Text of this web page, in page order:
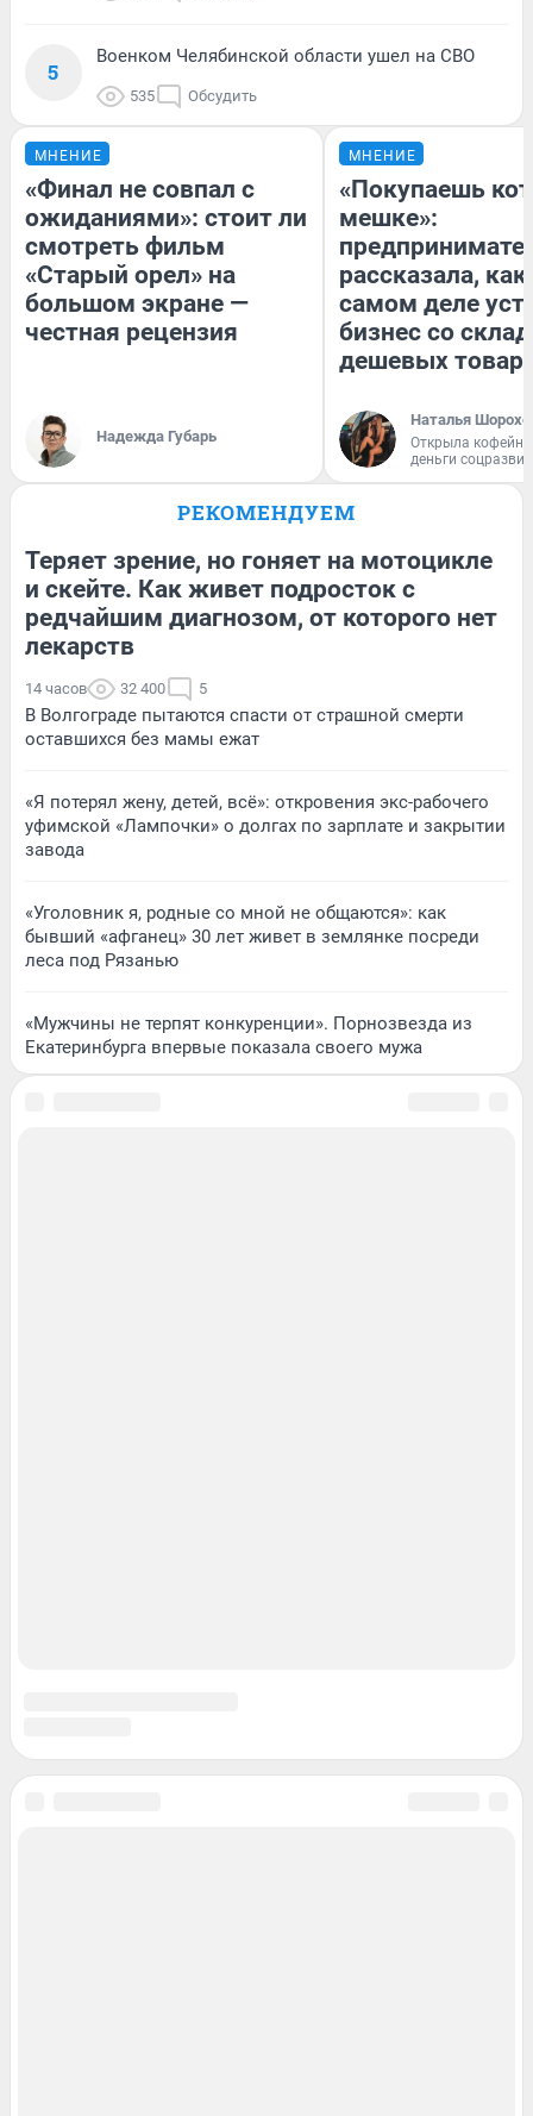
5
Военком Челябинской области ушел на СВО
535 Обсудить
МНЕНИЕ
«Финал не совпал с
ожиданиями»: стоит ли
смотреть фильм
«Старый орел» на
большом экране —
честная рецензия
Надежда Губарь
МНЕНИЕ
«Покупаешь
мешке»:
рассказала, как
самом деле
бизнес со
дешевых
Наталья
Открыла
деньги
РЕКОМЕНДУЕМ
Теряет зрение, но гоняет на мотоцикле
и скейте. Как живет подросток с
редчайшим диагнозом, от которого нет
лекарств
14 часов 32 400 5
В Волгограде пытаются спасти от страшной смерти
оставшихся без мамы ежат
«Я потерял жену, детей, всё»: откровения экс-рабочего
уфимской «Лампочки» о долгах по зарплате и закрытии
завода
«Уголовник я, родные со мной не общаются»: как
бывший «афганец» 30 лет живет в землянке посреди
леса под Рязанью
«Мужчины не терпят конкуренции». Порнозвезда из
Екатеринбурга впервые показала своего мужа